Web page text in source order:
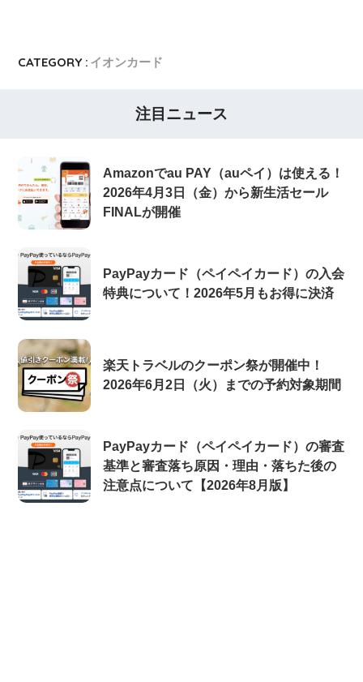
CATEGORY : イオンカード
注目ニュース
Amazonでau PAY（auペイ）は使える！
2026年4月3日（金）から新生活セール
FINALが開催
PayPayカード（ペイペイカード）の入会
特典について！2026年5月もお得に決済
楽天トラベルのクーポン祭が開催中！
2026年6月2日（火）までの予約対象期間
PayPayカード（ペイペイカード）の審査
基準と審査落ち原因・理由・落ちた後の
注意点について【2026年8月版】